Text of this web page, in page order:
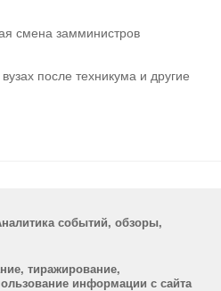
смена замминистров
после техникума и другие
событий, обзоры,
тиражирование,
информации с сайта